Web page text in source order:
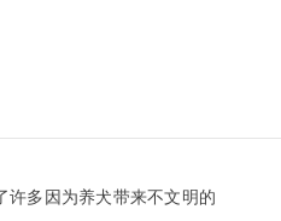
许多因为养犬带来不文明的